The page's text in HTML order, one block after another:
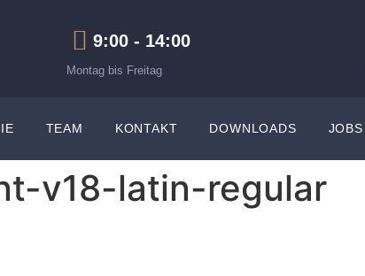
9:00 - 14:00
Montag bis Freitag
TEAM KONTAKT DOWNLOADS JOBS
v18-latin-regular